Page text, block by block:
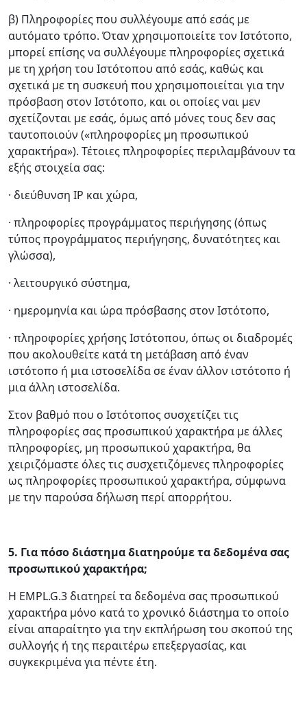
β) Πληροφορίες που συλλέγουμε από εσάς με
αυτόματο τρόπο. Όταν χρησιμοποιείτε τον Ιστότοπο,
μπορεί επίσης να συλλέγουμε πληροφορίες σχετικά
με τη χρήση του Ιστότοπου από εσάς, καθώς και
σχετικά με τη συσκευή που χρησιμοποιείται για την
πρόσβαση στον Ιστότοπο, και οι οποίες ναι μεν
σχετίζονται με εσάς, όμως από μόνες τους δεν σας
ταυτοποιούν («πληροφορίες μη προσωπικού
χαρακτήρα»). Τέτοιες πληροφορίες περιλαμβάνουν τα
εξής στοιχεία σας:
· διεύθυνση IP και χώρα,
· πληροφορίες προγράμματος περιήγησης (όπως
τύπος προγράμματος περιήγησης, δυνατότητες και
γλώσσα),
· λειτουργικό σύστημα,
· ημερομηνία και ώρα πρόσβασης στον Ιστότοπο,
· πληροφορίες χρήσης Ιστότοπου, όπως οι διαδρομές
που ακολουθείτε κατά τη μετάβαση από έναν
ιστότοπο ή μια ιστοσελίδα σε έναν άλλον ιστότοπο ή
μια άλλη ιστοσελίδα.
Στον βαθμό που ο Ιστότοπος συσχετίζει τις
πληροφορίες σας προσωπικού χαρακτήρα με άλλες
πληροφορίες, μη προσωπικού χαρακτήρα, θα
χειριζόμαστε όλες τις συσχετιζόμενες πληροφορίες
ως πληροφορίες προσωπικού χαρακτήρα, σύμφωνα
με την παρούσα δήλωση περί απορρήτου.
5. Για πόσο διάστημα διατηρούμε τα δεδομένα σας
προσωπικού χαρακτήρα;
Η EMPL.G.3 διατηρεί τα δεδομένα σας προσωπικού
χαρακτήρα μόνο κατά το χρονικό διάστημα το οποίο
είναι απαραίτητο για την εκπλήρωση του σκοπού της
συλλογής ή της περαιτέρω επεξεργασίας, και
συγκεκριμένα για πέντε έτη.